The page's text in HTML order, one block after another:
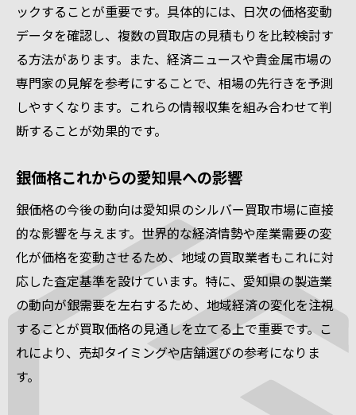
ックすることが重要です。具体的には、日次の価格変動
データを確認し、複数の買取店の見積もりを比較検討す
る方法があります。また、経済ニュースや貴金属市場の
専門家の見解を参考にすることで、相場の先行きを予測
しやすくなります。これらの情報収集を組み合わせて判
断することが効果的です。
銀価格これからの愛知県への影響
銀価格の今後の動向は愛知県のシルバー買取市場に直接
的な影響を与えます。世界的な経済情勢や産業需要の変
化が価格を変動させるため、地域の買取業者もこれに対
応した査定基準を設けています。特に、愛知県の製造業
の動向が銀需要を左右するため、地域経済の変化を注視
することが買取価格の見通しを立てる上で重要です。こ
れにより、売却タイミングや店舗選びの参考になりま
す。